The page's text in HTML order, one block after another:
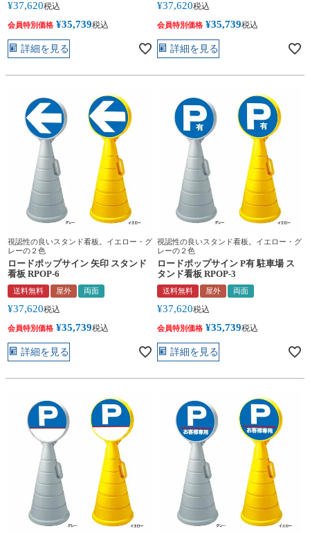
¥37,620税込
会員特別価格 ¥35,739税込
詳細を見る
¥37,620税込
会員特別価格 ¥35,739税込
詳細を見る
視認性の良いスタンド看板。イエロー・グ
レーの２色
ロードポップサイン 矢印 スタンド
看板 RPOP-6
送料無料 屋外 両面
¥37,620税込
会員特別価格 ¥35,739税込
詳細を見る
視認性の良いスタンド看板。イエロー・グ
レーの２色
ロードポップサイン P有 駐車場 ス
タンド看板 RPOP-3
送料無料 屋外 両面
¥37,620税込
会員特別価格 ¥35,739税込
詳細を見る